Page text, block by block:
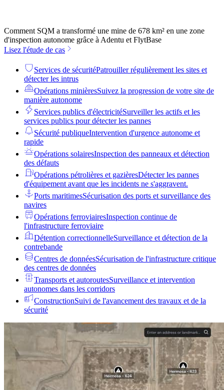
Comment SQM a transformé une mine de 678 km² en une zone
d'inspection autonome grâce à Adentu et FlytBase
Lisez l'étude de cas
Services de sécuritéPatrouiller régulièrement les sites et
détecter les intrus
Opérations minièresSuivez la progression de votre site de
manière autonome
Services publics d'électricitéSurveiller les actifs et les
services publics pour détecter les pannes
Sécurité publiqueIntervention d'urgence autonome et
rapide
Opérations solairesInspection des panneaux et détection
des défauts
Opérations pétrolières et gazièresDétecter les pannes
d'équipement avant que les incidents ne s'aggravent.
Ports maritimesSécurisation des ports et surveillance des
navires
Opérations ferroviairesInspection continue de
l'infrastructure ferroviaire
Détention correctionnelleSurveillance et détection de la
contrebande
Centres de donnéesSécurisation de l'infrastructure critique
des centres de données
Transports et autoroutesSurveillance et intervention
autonomes dans les corridors
ConstructionSuivi de l'avancement des travaux et de la
sécurité